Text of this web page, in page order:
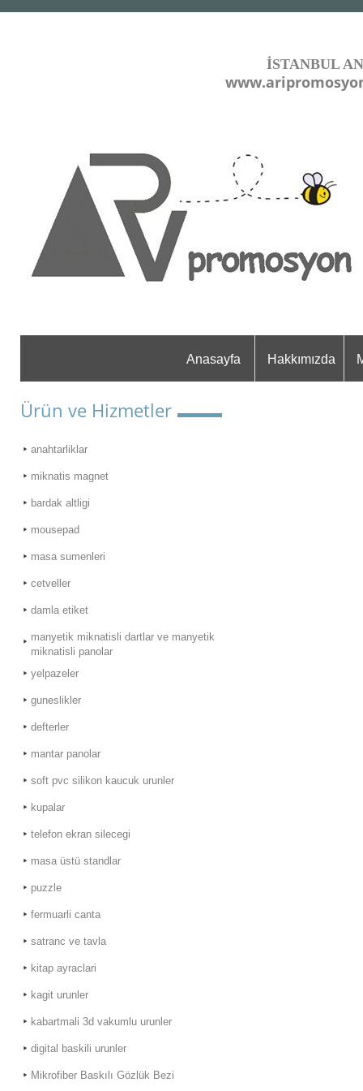
İSTANBUL
Anasayfa Hakkımızda
Ürün ve Hizmetler
anahtarliklar
miknatis magnet
bardak altligi
mousepad
masa sumenleri
cetveller
damla etiket
manyetik miknatisli dartlar ve manyetik
miknatisli panolar
yelpazeler
guneslikler
defterler
mantar panolar
soft pvc silikon kaucuk urunler
kupalar
telefon ekran silecegi
masa üstü standlar
puzzle
fermuarli canta
satranc ve tavla
kitap ayraclari
kagit urunler
kabartmali 3d vakumlu urunler
digital baskili urunler
Mikrofiber Baskılı Gözlük Bezi